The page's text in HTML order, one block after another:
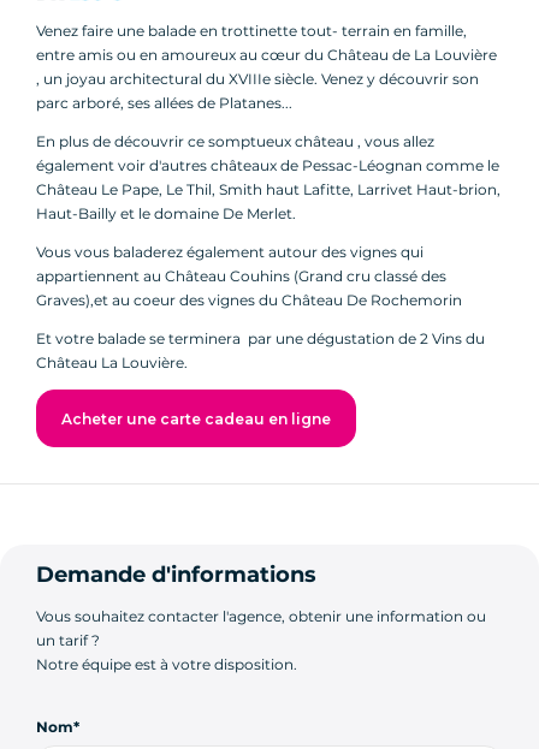
Venez faire une balade en trottinette tout- terrain en famille,
entre amis ou en amoureux au cœur du Château de La Louvière
, un joyau architectural du XVIIIe siècle. Venez y découvrir son
parc arboré, ses allées de Platanes...
En plus de découvrir ce somptueux château , vous allez
également voir d'autres châteaux de Pessac-Léognan comme le
Château Le Pape, Le Thil, Smith haut Lafitte, Larrivet Haut-brion,
Haut-Bailly et le domaine De Merlet.
Vous vous baladerez également autour des vignes qui
appartiennent au Château Couhins (Grand cru classé des
Graves),et au coeur des vignes du Château De Rochemorin
Et votre balade se terminera par une dégustation de 2 Vins du
Château La Louvière.
Acheter une carte cadeau en ligne
Demande d'informations
Vous souhaitez contacter l'agence, obtenir une information ou
un tarif ?
Notre équipe est à votre disposition.
Nom